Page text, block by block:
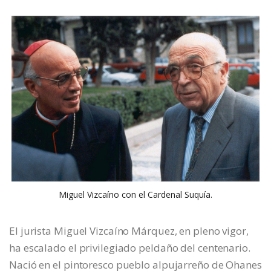
Miguel Vizcaíno con el Cardenal Suquía.
El jurista Miguel Vizcaíno Márquez, en pleno vigor,
ha escalado el privilegiado peldaño del centenario.
Nació en el pintoresco pueblo alpujarreño de Ohanes